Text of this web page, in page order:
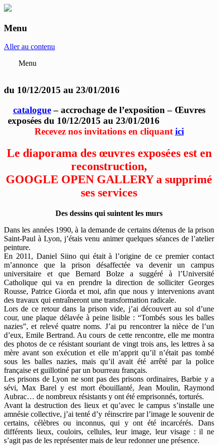
anne-marie et roland pallade galerie art
contemporain Lyon
Menu
Aller au contenu
Menu
du 10/12/2015 au 23/01/2016
catalogue– accrochage de l’exposition – Œuvres
exposées du 10/12/2015 au 23/01/2016
Recevez nos invitations en cliquant ici
Le diaporama des œuvres exposées est en
reconstruction,
GOOGLE OPEN GALLERY a supprimé
ses services
Des dessins qui suintent les murs
Dans les années 1990, à la demande de certains détenus de la prison
Saint-Paul à Lyon, j’étais venu animer quelques séances de l’atelier
peinture.
En 2011, Daniel Siino qui était à l’origine de ce premier contact
m’annonce que la prison désaffectée va devenir un campus
universitaire et que Bernard Bolze a suggéré à l’Université
Catholique qui va en prendre la direction de solliciter Georges
Rousse, Patrice Giorda et moi, afin que nous y intervenions avant
des travaux qui entraîneront une transformation radicale.
Lors de ce retour dans la prison vide, j’ai découvert au sol d’une
cour, une plaque délavée à peine lisible : “Tombés sous les balles
nazies”, et relevé quatre noms. J’ai pu rencontrer la nièce de l’un
d’eux, Emile Bertrand. Au cours de cette rencontre, elle me montra
des photos de ce résistant souriant de vingt trois ans, les lettres à sa
mère avant son exécution et elle m’apprit qu’il n’était pas tombé
sous les balles nazies, mais qu’il avait été arrêté par la police
française et guillotiné par un bourreau français.
Les prisons de Lyon ne sont pas des prisons ordinaires, Barbie y a
sévi, Max Barel y est mort ébouillanté, Jean Moulin, Raymond
Aubrac… de nombreux résistants y ont été emprisonnés, torturés.
Avant la destruction des lieux et qu’avec le campus s’installe une
amnésie collective, j’ai tenté d’y réinscrire par l’image le souvenir de
certains, célèbres ou inconnus, qui y ont été incarcérés. Dans
différents lieux, couloirs, cellules, leur image, leur visage : il ne
s’agit pas de les représenter mais de leur redonner une présence.